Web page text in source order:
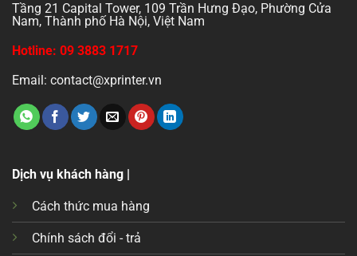
Tầng 21 Capital Tower, 109 Trần Hưng Đạo, Phường Cửa
Nam, Thành phố Hà Nội, Việt Nam
Hotline: 09 3883 1717
Email: contact@xprinter.vn
Dịch vụ khách hàng |
Cách thức mua hàng
Chính sách đổi - trả